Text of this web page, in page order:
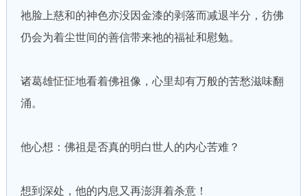
祂脸上慈和的神色亦没因金漆的剥落而减退半分，彷佛
仍会为着尘世间的善信带来祂的福祉和慰勉。
诸葛雄怔怔地看着佛祖像，心里却有万般的苦愁滋味翻
涌。
他心想：佛祖是否真的明白世人的内心苦难？
想到深处，他的内息又再澎湃着杀意！